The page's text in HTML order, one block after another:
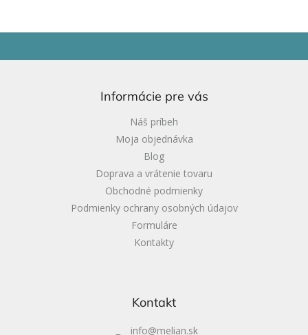
Informácie pre vás
Náš príbeh
Moja objednávka
Blog
Doprava a vrátenie tovaru
Obchodné podmienky
Podmienky ochrany osobných údajov
Formuláre
Kontakty
Kontakt
info@melian.sk